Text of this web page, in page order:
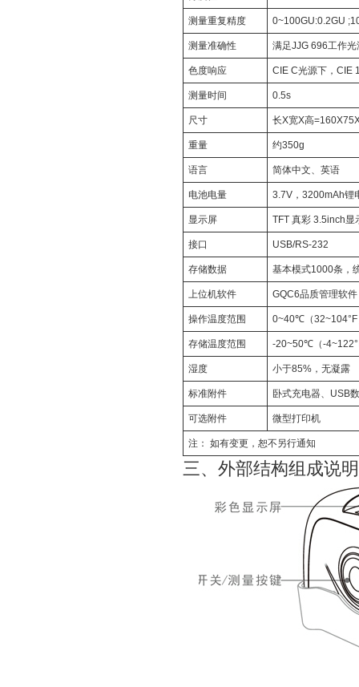
测量重复精度 0~100GU:0.2GU
测量准确性 满足JJG 696工作
色度响应 CIE C光源下，CIE
测量时间 0.5s
尺寸 长X宽X高
重量 约350g
语言 简体中文、英语
电池电量 3.7V，3200mAh锂
显示屏 TFT 真彩 3.5inch显
接口 USB/RS-232
存储数据 基本模式1000条，
上位机软件 GQC6品质管理软
操作温度范围 0~40℃（32~104°F
存储温度范围 -20~50℃（-
湿度 小于85%，无凝露
标准附件 卧式充电器、USB
可选附件 微型打印机
注： 如有变更，恕不另行通知
三、外部结构组成说明